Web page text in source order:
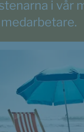
i vår